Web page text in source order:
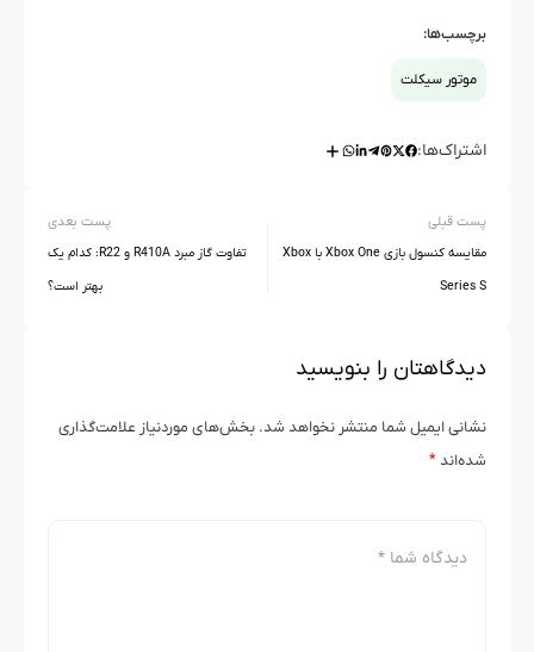
برچسب‌ها:
موتور سیکلت
اشتراک‌ها:
پست قبلی
مقایسه کنسول بازی Xbox One با Xbox
Series S
پست بعدی
تفاوت گاز مبرد R410A و R22: کدام یک
بهتر است؟
دیدگاهتان را بنویسید
نشانی ایمیل شما منتشر نخواهد شد. بخش‌های موردنیاز علامت‌گذاری
شده‌اند*